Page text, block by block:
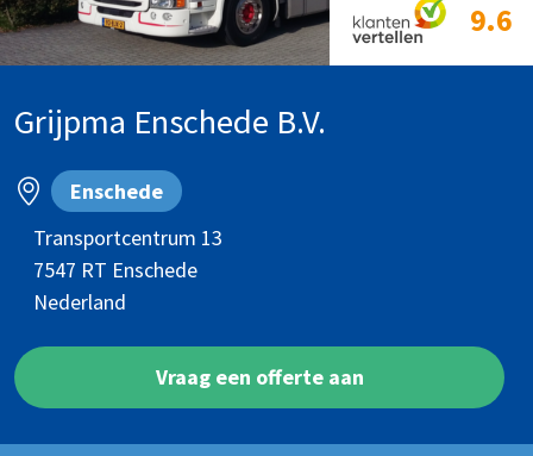
Grijpma Enschede B.V.
Enschede
Transportcentrum 13
7547 RT Enschede
Nederland
Vraag een offerte aan
9.6